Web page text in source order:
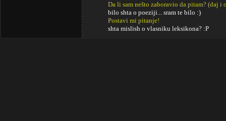
Da li sam nešto zaboravio da pitam? (daj i
bilo shta o poeziji... sram te bilo :)
Postavi mi pitanje!
shta mislish o vlasniku leksikona? :P